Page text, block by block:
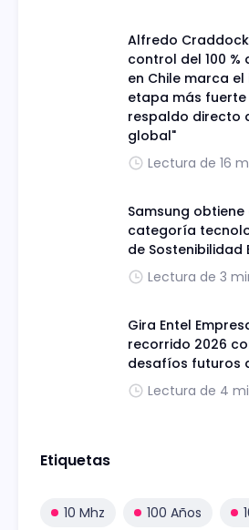
Alfredo Craddock
control del 100
en Chile marca el
etapa más fuerte
respaldo directo
global"
Lectura de 16
Samsung obtiene
categoría
de Sostenibilidad
Lectura de 3
Gira Entel
recorrido 2026
desafíos futuros
Lectura de 4
Etiquetas
10 Mhz 100 Años